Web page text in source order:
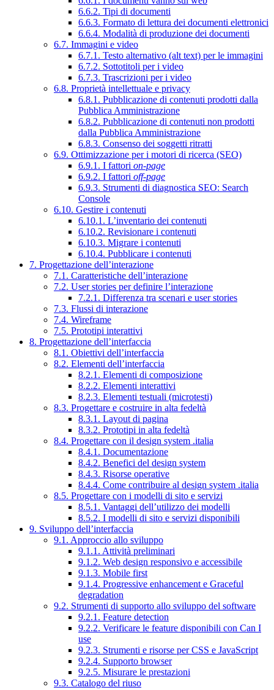
6.6.2. Tipi di documenti
6.6.3. Formato di lettura dei documenti elettronici
6.6.4. Modalità di produzione dei documenti
6.7. Immagini e video
6.7.1. Testo alternativo (alt text) per le immagini
6.7.2. Sottotitoli per i video
6.7.3. Trascrizioni per i video
6.8. Proprietà intellettuale e privacy
6.8.1. Pubblicazione di contenuti prodotti dalla
Pubblica Amministrazione
6.8.2. Pubblicazione di contenuti non prodotti
dalla Pubblica Amministrazione
6.8.3. Consenso dei soggetti ritratti
6.9. Ottimizzazione per i motori di ricerca (SEO)
6.9.1. I fattori on-page
6.9.2. I fattori off-page
6.9.3. Strumenti di diagnostica SEO: Search
Console
6.10. Gestire i contenuti
6.10.1. L’inventario dei contenuti
6.10.2. Revisionare i contenuti
6.10.3. Migrare i contenuti
6.10.4. Pubblicare i contenuti
7. Progettazione dell’interazione
7.1. Caratteristiche dell’interazione
7.2. User stories per definire l’interazione
7.2.1. Differenza tra scenari e user stories
7.3. Flussi di interazione
7.4. Wireframe
7.5. Prototipi interattivi
8. Progettazione dell’interfaccia
8.1. Obiettivi dell’interfaccia
8.2. Elementi dell’interfaccia
8.2.1. Elementi di composizione
8.2.2. Elementi interattivi
8.2.3. Elementi testuali (microtesti)
8.3. Progettare e costruire in alta fedeltà
8.3.1. Layout di pagina
8.3.2. Prototipi in alta fedeltà
8.4. Progettare con il design system .italia
8.4.1. Documentazione
8.4.2. Benefici del design system
8.4.3. Risorse operative
8.4.4. Come contribuire al design system .italia
8.5. Progettare con i modelli di sito e servizi
8.5.1. Vantaggi dell’utilizzo dei modelli
8.5.2. I modelli di sito e servizi disponibili
9. Sviluppo dell’interfaccia
9.1. Approccio allo sviluppo
9.1.1. Attività preliminari
9.1.2. Web design responsivo e accessibile
9.1.3. Mobile first
9.1.4. Progressive enhancement e Graceful
degradation
9.2. Strumenti di supporto allo sviluppo del software
9.2.1. Feature detection
9.2.2. Verificare le feature disponibili con Can I
use
9.2.3. Strumenti e risorse per CSS e JavaScript
9.2.4. Supporto browser
9.2.5. Misurare le prestazioni
9.3. Catalogo del riuso